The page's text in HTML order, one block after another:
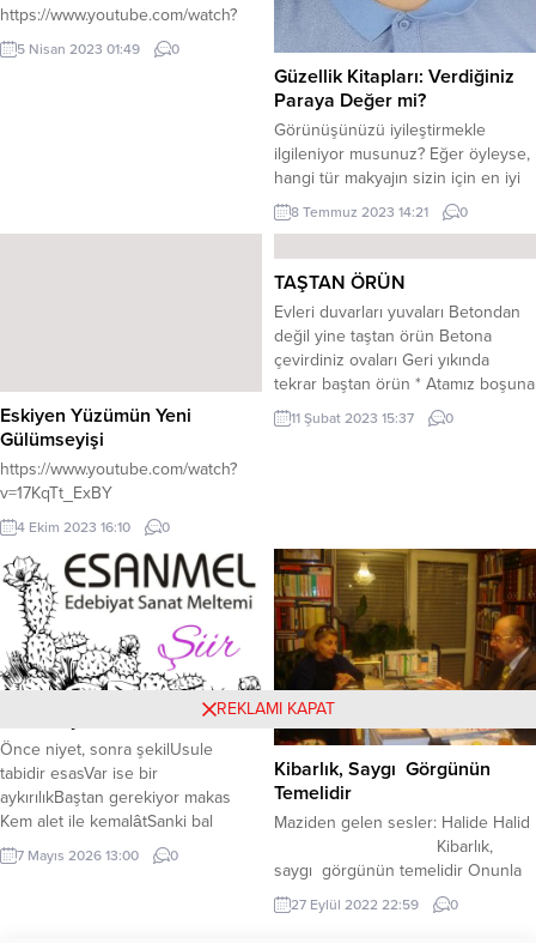
https://www.youtube.com/watch?
v=IVTkDErdxL0
5 Nisan 2023 01:49 0
Güzellik Kitapları: Verdiğiniz
Paraya Değer mi?
Görünüşünüzü iyileştirmekle
ilgileniyor musunuz? Eğer öyleyse,
hangi tür makyajın sizin için en iyi
olduğunu ve nasıl düzgün bir
şekilde uygulanacağını öğrenmek
internete ya da moda dergilerine
yönelmiş olabilirsiniz ama hiç
güzellik kitabı almayı düşündünüz
mü? Güzellik kitaplarının gerçekten
paraya değip değmeyeceğini
merak ediyor olabilirsiniz. Güzellik
kitaplarının...
8 Temmuz 2023 14:21 0
Eskiyen Yüzümün Yeni
Gülümseyişi
https://www.youtube.com/watch?
v=17KqTt_ExBY
4 Ekim 2023 16:10 0
TAŞTAN ÖRÜN
Evleri duvarları yuvaları Betondan
değil yine taştan örün Betona
çevirdiniz ovaları Geri yıkında
tekrar baştan örün * Atamız boşuna
mı böyle yaptı Yaptığı hesap çok iyi
hesaptı Şimdikiler ise bu yoldan
çıkılmasın Tecrübe...
11 Şubat 2023 15:37 0
Önce niyet, sonra şekilUsule
tabidir esasVar ise bir
aykırılıkBaştan gerekiyor makas
Kem alet ile kemalâtSanki bal
mumundan halatÖnce nezaket ve
sanatBiraz da bilimle uğraş Söz
7 Mayıs 2026 13:00 0
Kibarlık, Saygı Görgünün
Temelidir
Maziden gelen sesler: Halide Halid
Kibarlık,
saygı görgünün temelidir Onunla
doktor İsmayıl Güler’in vasıtasıyla
tanıştım. O zamana kadar adını
27 Eylül 2022 22:59 0
REKLAMI KAPAT